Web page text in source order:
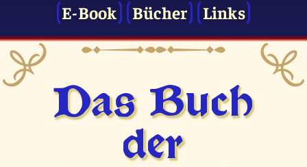
E-Book
Bücher Links
Das Buch
der